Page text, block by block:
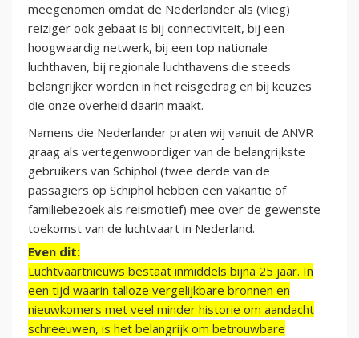
meegenomen omdat de Nederlander als (vlieg)
reiziger ook gebaat is bij connectiviteit, bij een
hoogwaardig netwerk, bij een top nationale
luchthaven, bij regionale luchthavens die steeds
belangrijker worden in het reisgedrag en bij keuzes
die onze overheid daarin maakt.
Namens die Nederlander praten wij vanuit de ANVR
graag als vertegenwoordiger van de belangrijkste
gebruikers van Schiphol (twee derde van de
passagiers op Schiphol hebben een vakantie of
familiebezoek als reismotief) mee over de gewenste
toekomst van de luchtvaart in Nederland.
Even dit:
Luchtvaartnieuws bestaat inmiddels bijna 25 jaar. In
een tijd waarin talloze vergelijkbare bronnen en
nieuwkomers met veel minder historie om aandacht
schreeuwen, is het belangrijk om betrouwbare